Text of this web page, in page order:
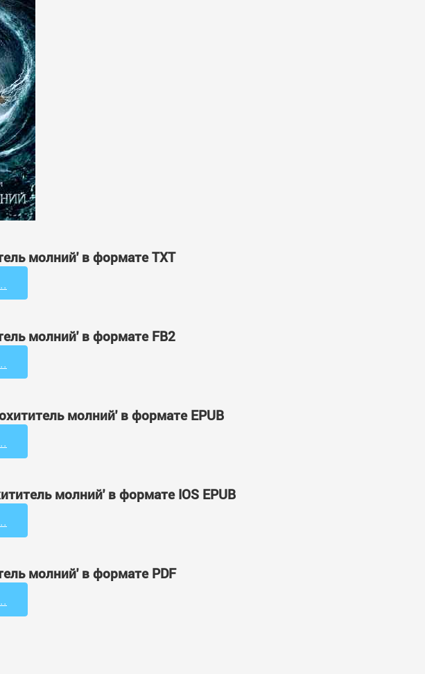
молний' в формате TXT
молний' в формате FB2
молний' в формате EPUB
молний' в формате IOS EPUB
молний' в формате PDF